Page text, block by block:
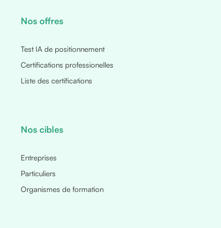
Nos offres
Test IA de positionnement
Certifications professionelles
Liste des certifications
Nos cibles
Entreprises
Particuliers
Organismes de formation